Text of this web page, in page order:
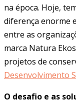
na época. Hoje,
diferença enorme
entre as
marca Natura
projetos de
Desenvolvimento
O desafio e as